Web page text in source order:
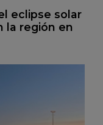
eclipse solar
la región en